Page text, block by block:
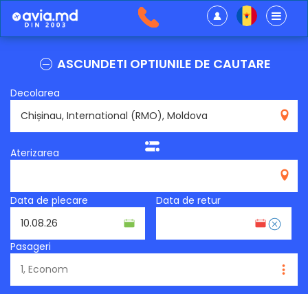
ASCUNDETI OPTIUNILE DE CAUTARE
Decolarea
Aterizarea
Data de plecare Data de retur
Pasageri